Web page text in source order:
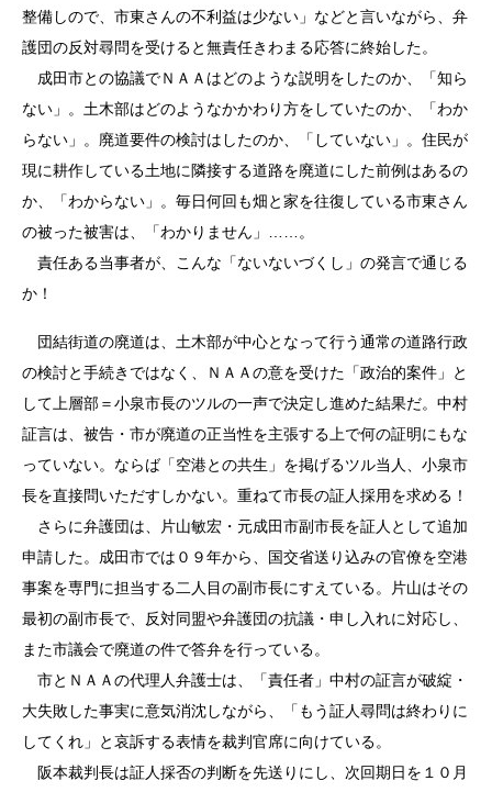
整備しので、市東さんの不利益は少ない」などと言いながら、弁
護団の反対尋問を受けると無責任きわまる応答に終始した。
成田市との協議でＮＡＡはどのような説明をしたのか、「知ら
ない」。土木部はどのようなかかわり方をしていたのか、「わか
らない」。廃道要件の検討はしたのか、「していない」。住民が
現に耕作している土地に隣接する道路を廃道にした前例はあるの
か、「わからない」。毎日何回も畑と家を往復している市東さん
の被った被害は、「わかりません」……。
責任ある当事者が、こんな「ないないづくし」の発言で通じる
か！
団結街道の廃道は、土木部が中心となって行う通常の道路行政
の検討と手続きではなく、ＮＡＡの意を受けた「政治的案件」と
して上層部＝小泉市長のツルの一声で決定し進めた結果だ。中村
証言は、被告・市が廃道の正当性を主張する上で何の証明にもな
っていない。ならば「空港との共生」を掲げるツル当人、小泉市
長を直接問いただすしかない。重ねて市長の証人採用を求める！
さらに弁護団は、片山敏宏・元成田市副市長を証人として追加
申請した。成田市では０９年から、国交省送り込みの官僚を空港
事案を専門に担当する二人目の副市長にすえている。片山はその
最初の副市長で、反対同盟や弁護団の抗議・申し入れに対応し、
また市議会で廃道の件で答弁を行っている。
市とＮＡＡの代理人弁護士は、「責任者」中村の証言が破綻・
大失敗した事実に意気消沈しながら、「もう証人尋問は終わりに
してくれ」と哀訴する表情を裁判官席に向けている。
阪本裁判長は証人採否の判断を先送りにし、次回期日を１０月